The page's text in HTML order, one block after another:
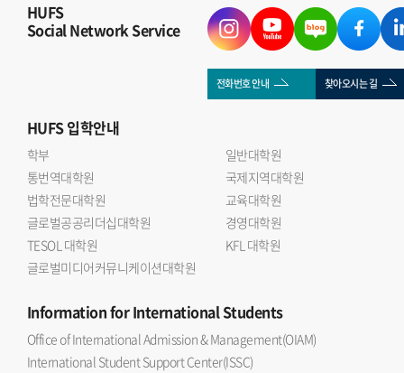
HUFS
Social Network Service
전화번호 안내 찾아오시는 길
HUFS입학안내
학부
일반대학원
통번역대학원
국제지역대학원
법학전문대학원
교육대학원
글로벌공공리더십대학원
경영대학원
TESOL 대학원
KFL 대학원
글로벌미디어커뮤니케이션대학원
Informationfor International Students
Office of International Admission & Management(OIAM)
International Student Support Center(ISSC)